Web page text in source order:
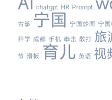
chatgpt HR Prompt
古筝 宁国 宁国炒面 宁国
开学 成都 手机 拳击 散打 旅
节 滑板 育儿 英语 视